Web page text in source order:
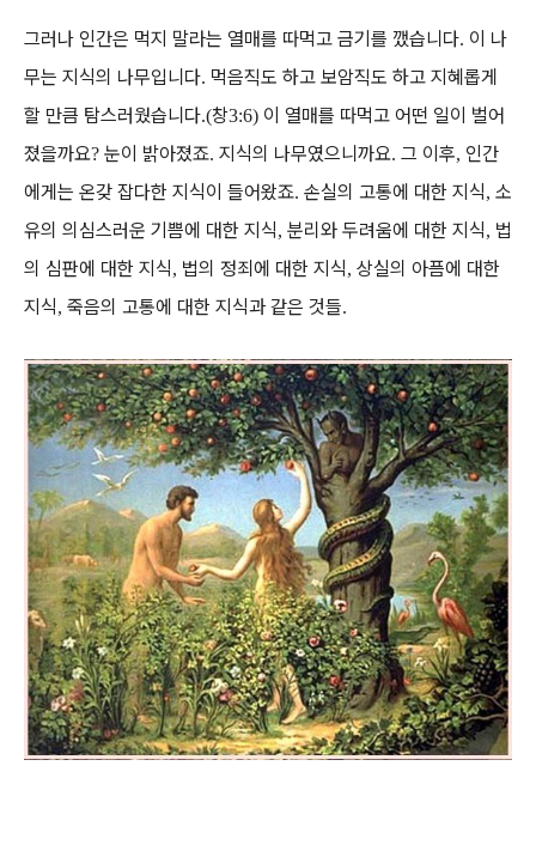
그러나 인간은 먹지 말라는 열매를 따먹고 금기를 깼습니다. 이 나
무는 지식의 나무입니다. 먹음직도 하고 보암직도 하고 지혜롭게
할 만큼 탐스러웠습니다.(창3:6) 이 열매를 따먹고 어떤 일이 벌어
졌을까요? 눈이 밝아졌죠. 지식의 나무였으니까요. 그 이후, 인간
에게는 온갖 잡다한 지식이 들어왔죠. 손실의 고통에 대한 지식, 소
유의 의심스러운 기쁨에 대한 지식, 분리와 두려움에 대한 지식, 법
의 심판에 대한 지식, 법의 정죄에 대한 지식, 상실의 아픔에 대한
지식, 죽음의 고통에 대한 지식과 같은 것들.